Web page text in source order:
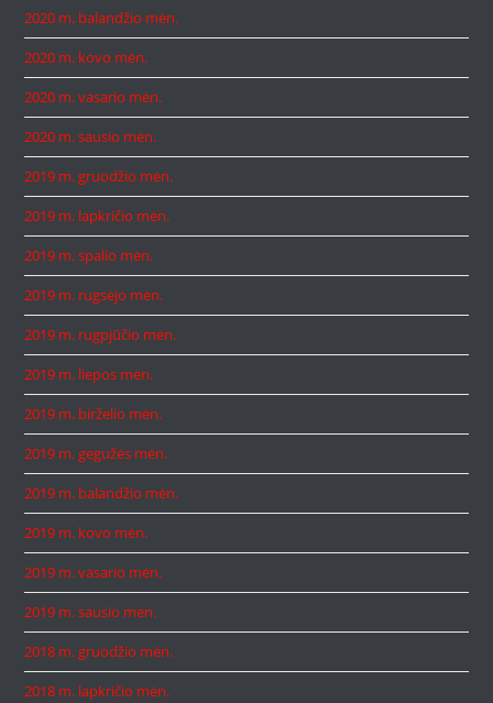
2020 m. balandžio mėn.
2020 m. kovo mėn.
2020 m. vasario mėn.
2020 m. sausio mėn.
2019 m. gruodžio mėn.
2019 m. lapkričio mėn.
2019 m. spalio mėn.
2019 m. rugsėjo mėn.
2019 m. rugpjūčio mėn.
2019 m. liepos mėn.
2019 m. birželio mėn.
2019 m. gegužės mėn.
2019 m. balandžio mėn.
2019 m. kovo mėn.
2019 m. vasario mėn.
2019 m. sausio mėn.
2018 m. gruodžio mėn.
2018 m. lapkričio mėn.